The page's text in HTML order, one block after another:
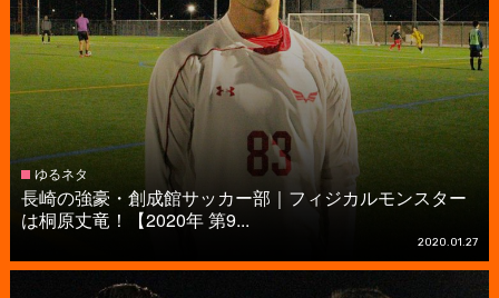
ゆるネタ
長崎の強豪・創成館サッカー部｜フィジカルモンスター
は桐原丈竜！【2020年 第9...
2020.01.27